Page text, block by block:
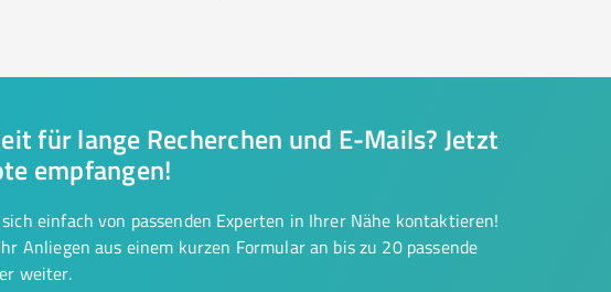
für lange Recherchen und E-Mails? Jetzt
empfangen!
sich einfach von passenden Experten in Ihrer Nähe kontaktieren!
Anliegen aus einem kurzen Formular an bis zu 20 passende
weiter.